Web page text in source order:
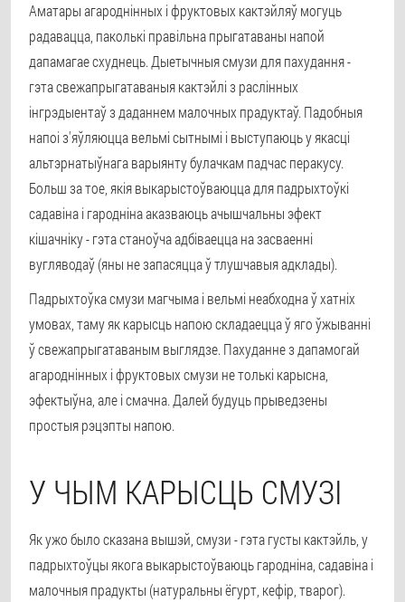
Аматары агароднінных і фруктовых кактэйляў могуць
радавацца, паколькі правільна прыгатаваны напой
дапамагае схуднець. Дыетычныя смузи для пахудання -
гэта свежапрыгатаваныя кактэйлі з раслінных
інгрэдыентаў з даданнем малочных прадуктаў. Падобныя
напоі з'яўляюцца вельмі сытнымі і выступаюць у якасці
альтэрнатыўнага варыянту булачкам падчас перакусу.
Больш за тое, якія выкарыстоўваюцца для падрыхтоўкі
садавіна і гародніна аказваюць ачышчальны эфект
кішачніку - гэта станоўча адбіваецца на засваенні
вугляводаў (яны не запасяцца ў тлушчавыя адклады).
Падрыхтоўка смузи магчыма і вельмі неабходна ў хатніх
умовах, таму як карысць напою складаецца ў яго ўжыванні
ў свежапрыгатаваным выглядзе. Пахуданне з дапамогай
агароднінных і фруктовых смузи не толькі карысна,
эфектыўна, але і смачна. Далей будуць прыведзены
простыя рэцэпты напою.
У ЧЫМ КАРЫСЦЬ СМУЗІ
Як ужо было сказана вышэй, смузи - гэта густы кактэйль, у
падрыхтоўцы якога выкарыстоўваюць гародніна, садавіна і
малочныя прадукты (натуральны ёгурт, кефір, тварог).